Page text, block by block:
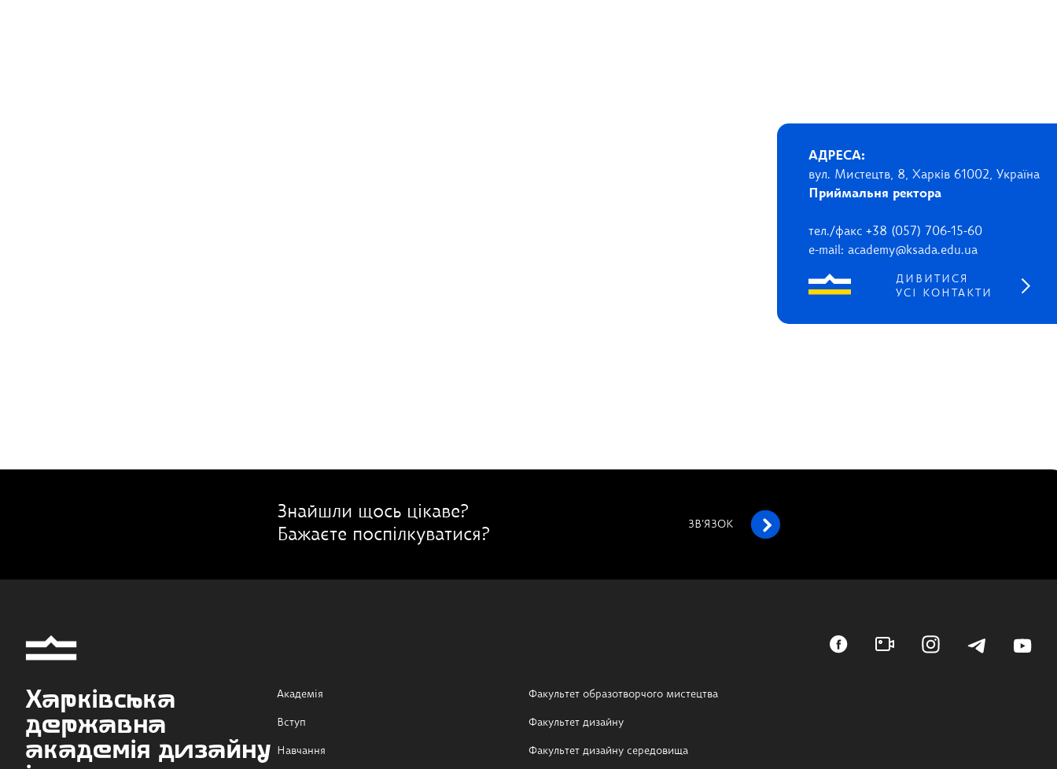
АДРЕСА:
вул. Мистецтв, 8, Харків 61002, Україна
Приймальня ректора
тел./факс +38 (057) 706-15-60
e-mail: academy@ksada.edu.ua
ДИВИТИСЯ
УСІ КОНТАКТИ
Знайшли щось цікаве?
Бажаєте поспілкуватися?
ЗВ’ЯЗОК
Харківська
державна
академія дизайну
Академія
Вступ
Навчання
Факультет образотворчого мистецтва
Факультет дизайну
Факультет дизайну середовища